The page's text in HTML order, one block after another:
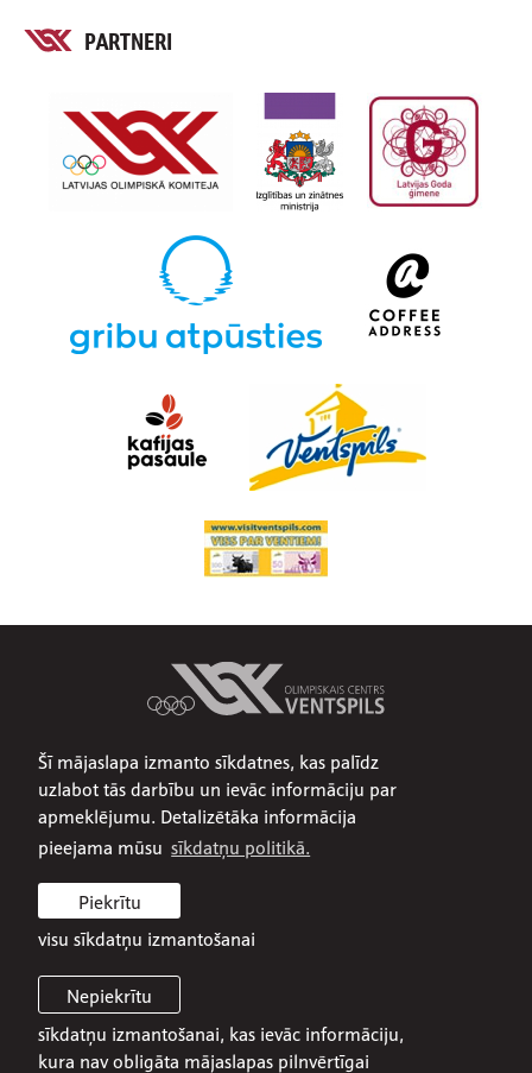
Šī mājaslapa izmanto sīkdatnes, kas palīdz
uzlabot tās darbību un ievāc informāciju par
apmeklējumu. Detalizētāka informācija
pieejama mūsu sīkdatņu politikā.
Nepiekrītu
sīkdatņu izmantošanai, kas ievāc informāciju,
kura nav obligāta mājaslapas pilnvērtīgai
Piekrītu
visu sīkdatņu izmantošanai
PARTNERI
Par mums
Publiskojamā informācija
Iepirkumi
© 2026 SIA Olimpiskais centrs Ventspils